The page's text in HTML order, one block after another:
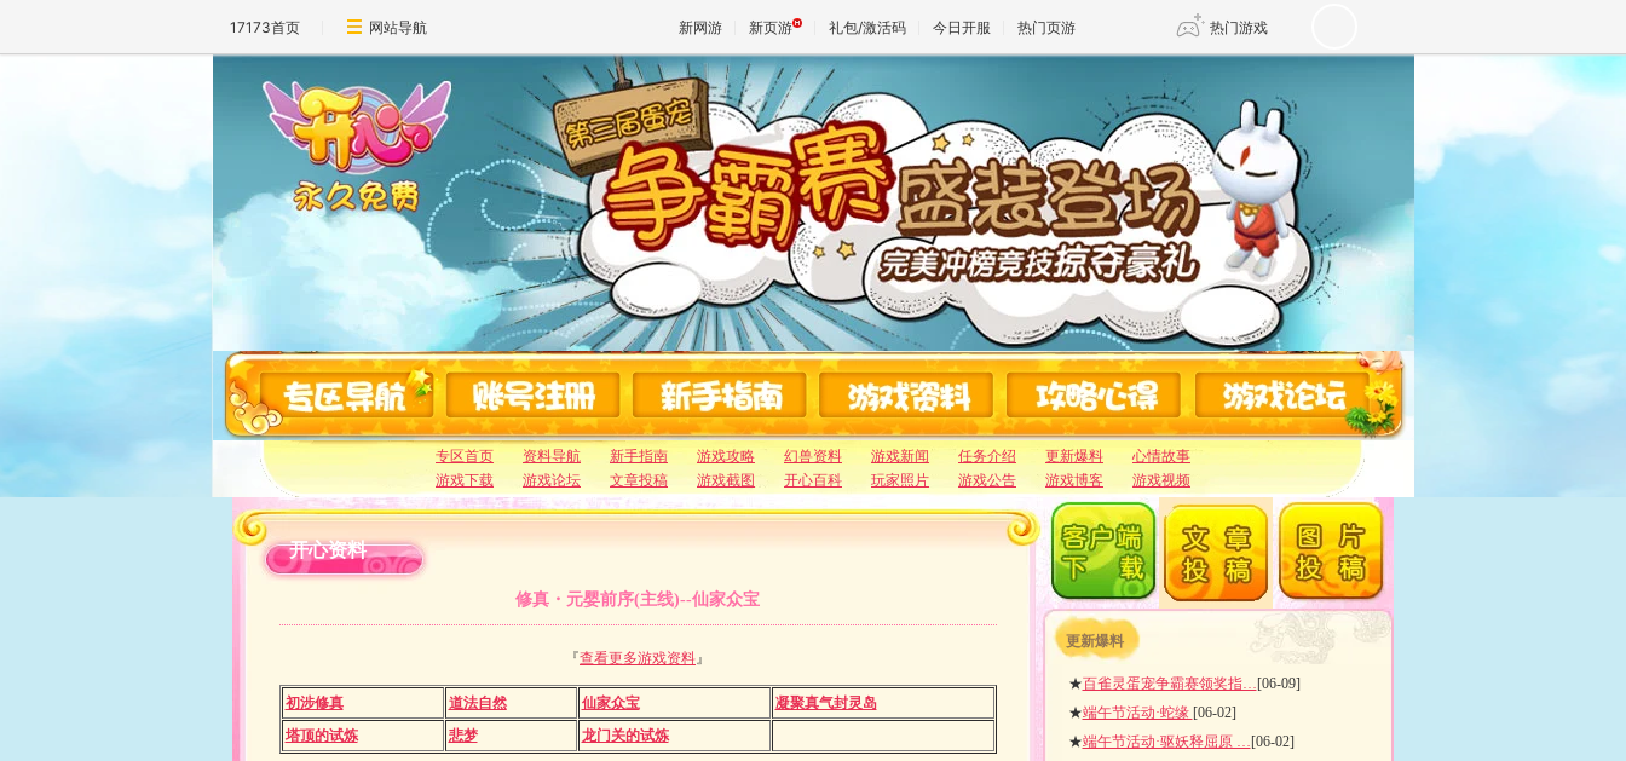
17173首页 网站导航 新网游 新页游 礼包/激活码 今日开服 热门页游 热门游戏
魔兽 传奇4
天堂 剑网3旗舰版 新天龙八部
王权与自由 仙剑世界
专区首页 资料导航 新手指南 游戏攻略 幻兽资料 游戏新闻 任务介绍 更新爆料
心情故事
游戏下载
游戏论坛 文章投稿 游戏截图 开心百科 玩家照片 游戏公告 游戏博客 游戏视频
开心资料
修真・元婴前序(主线)--仙家众宝
『查看更多游戏资料』
初涉修真 道法自然 仙家众宝
凝聚真气封灵岛
塔顶的试炼
悲梦 龙门关的试炼
更新爆料
★百雀灵蛋宠争霸赛领奖指…[06-09]
★端午节活动·蛇缘 [06-02]
★端午节活动·驱妖释屈原 …[06-02]